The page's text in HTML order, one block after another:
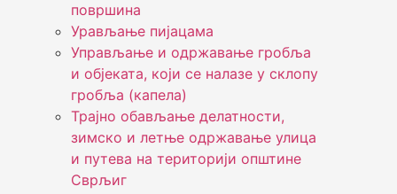
површина
Урављање пијацама
Управљање и одржавање гробља
и објеката, који се налазе у склопу
гробља (капела)
Трајно обављање делатности,
зимско и летње одржавање улица
и путева на територији општине
Сврљиг